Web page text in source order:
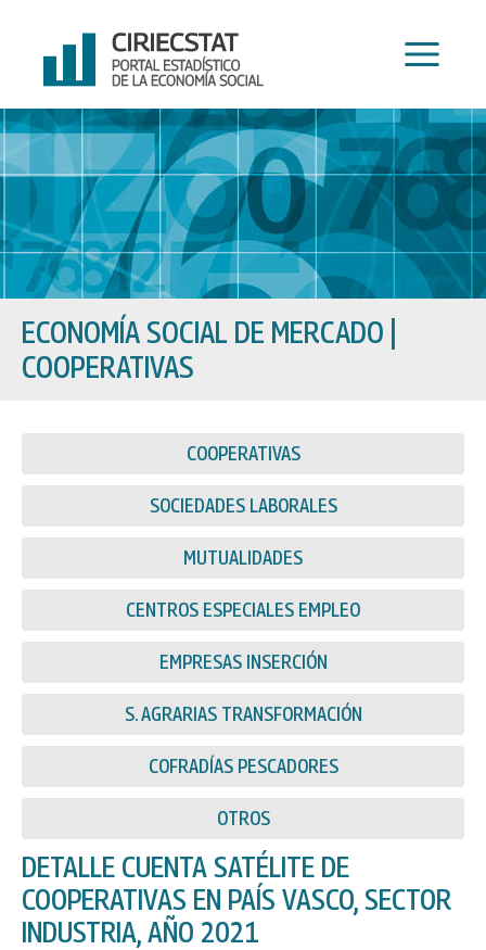
contenido
ECONOMÍA SOCIAL DE MERCADO
COOPERATIVAS
COOPERATIVAS
SOCIEDADES LABORALES
MUTUALIDADES
CENTROS ESPECIALES EMPLEO
EMPRESAS INSERCIÓN
S. AGRARIAS TRANSFORMACIÓN
COFRADÍAS PESCADORES
OTROS
DETALLE CUENTA SATÉLITE DE
COOPERATIVAS EN PAÍS VASCO, SECTOR
INDUSTRIA, AÑO 2021